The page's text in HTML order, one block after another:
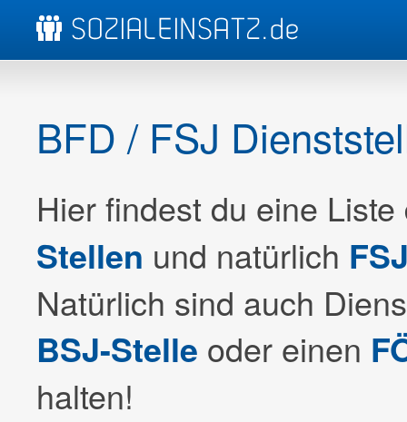
BFD / FSJ
Hier findest du eine
Stellen und natürlich
Natürlich sind auch
BSJ-Stelle oder einen
halten!